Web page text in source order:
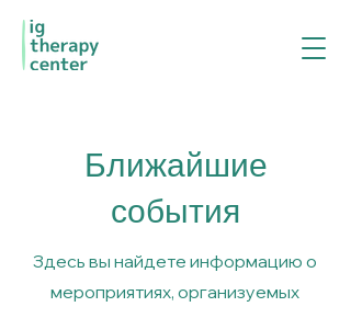
Ближайшие
события
Здесь вы найдете информацию о
мероприятиях, организуемых